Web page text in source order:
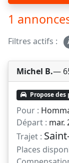
1
Filtres actifs :
Michel B.—
Propose des
Pour :
Départ : mar.
Trajet :
Places